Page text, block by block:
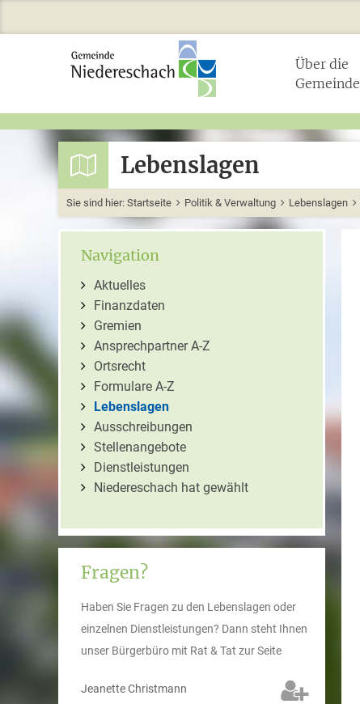
Über die
Gemeinde
Lebenslagen
Sie sind hier: Startseite Politik & Verwaltung Lebenslagen
Navigation
Aktuelles
Finanzdaten
Gremien
Ansprechpartner A-Z
Ortsrecht
Formulare A-Z
Lebenslagen
Ausschreibungen
Stellenangebote
Dienstleistungen
Niedereschach hat gewählt
Fragen?
Haben Sie Fragen zu den Lebenslagen oder
einzelnen Dienstleistungen? Dann steht Ihnen
unser Bürgerbüro mit Rat & Tat zur Seite
JeanetteChristmann